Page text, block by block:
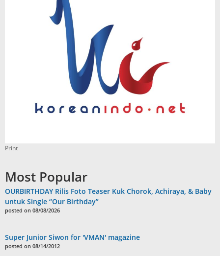
Print
Most Popular
OURBIRTHDAY Rilis Foto Teaser Kuk Chorok, Achiraya, & Baby
untuk Single “Our Birthday”
posted on 08/08/2026
Super Junior Siwon for 'VMAN' magazine
posted on 08/14/2012